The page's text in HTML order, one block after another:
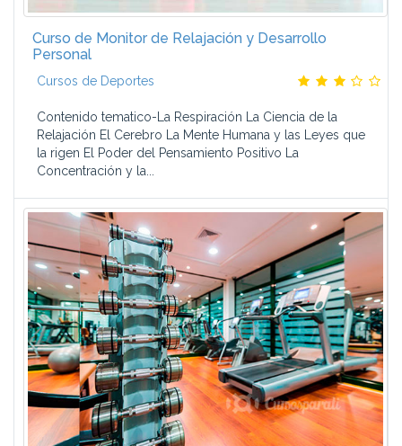
Curso de Monitor de Relajación y Desarrollo
Personal
Cursos de Deportes
Contenido tematico-La Respiración La Ciencia de la
Relajación El Cerebro La Mente Humana y las Leyes que
la rigen El Poder del Pensamiento Positivo La
Concentración y la...